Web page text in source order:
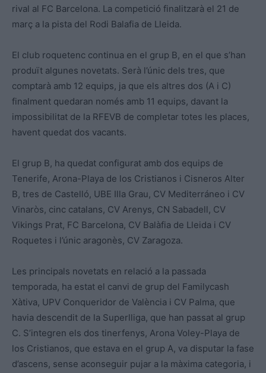
rival al FC Barcelona. La competició finalitzarà el 21 de
març a la pista del Rodi Balafia de Lleida.
El club roquetenc continua en el grup B, en el que s’han
produït algunes novetats. Serà l’únic dels tres, que
comptarà amb 12 equips, ja que els altres dos (A i C)
finalment quedaran només amb 11 equips, davant la
impossibilitat de la RFEVB de completar totes les places,
havent quedat dos vacants.
El grup B, ha quedat configurat amb dos equips de
Tenerife, Arona-Playa de los Cristianos i Cisneros Alter
B, tres de Castelló, UBE Illa Grau, CV Mediterráneo i CV
Vinaròs, cinc catalans, CV Arenys, CN Sabadell, CV
Vikings Prat, FC Barcelona, CV Balàfia de Lleida i CV
Roquetes i l’únic aragonès, CV Zaragoza.
Les principals novetats en relació a la passada
temporada, ha estat el canvi de grup del Familycash
Xàtiva, UPV Conqueridor de València i CV Palma, que
havia descendit de la Superlliga, que han passat al grup
C. S’integren els dos tinerfenys, Arona Voley-Playa de
los Cristianos, que estava en el grup A, va disputar la fase
d’ascens, sense aconseguir pujar a la màxima categoria, i